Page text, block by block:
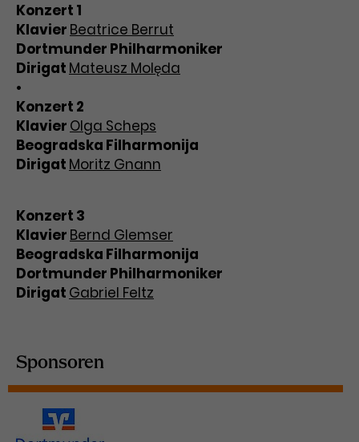
Konzert 1
Klavier Beatrice Berrut
Dortmunder Philharmoniker
Dirigat Mateusz Molęda
•
Konzert 2
Klavier Olga Scheps
Beogradska Filharmonija
Dirigat Moritz Gnann
Konzert 3
Klavier Bernd Glemser
Beogradska Filharmonija
Dortmunder Philharmoniker
Dirigat Gabriel Feltz
Sponsoren